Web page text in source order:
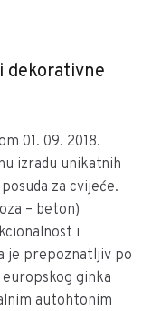
dekorativne
01. 09. 2018.
izradu unikatnih
za cvijeće.
– beton)
i
je prepoznatljiv po
ginka
autohtonim